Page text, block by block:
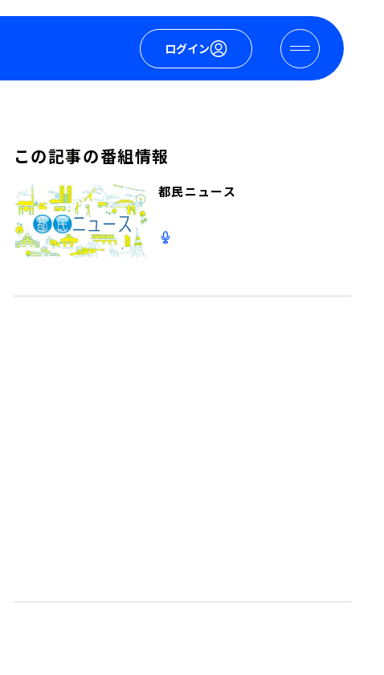
ログイン
この記事の番組情報
都民ニュース